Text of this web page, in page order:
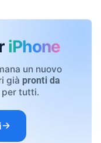
iPhone
un nuovo
già pronti da
per tutti.